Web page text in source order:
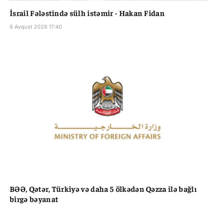
İsrail Fələstində sülh istəmir - Hakan Fidan
6 Avqust 2026 17:40
BƏƏ, Qətər, Türkiyə və daha 5 ölkədən Qəzza ilə bağlı
birgə bəyanat